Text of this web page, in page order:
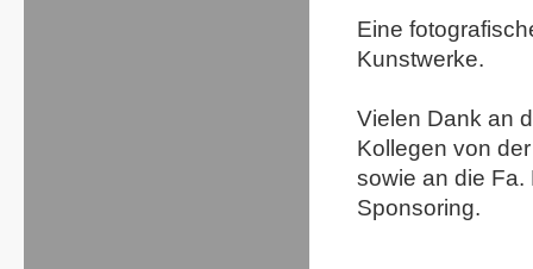
Eine
Kunstwerke.
Vielen Dank an
Kollegen von
sowie an die Fa.
Sponsoring.